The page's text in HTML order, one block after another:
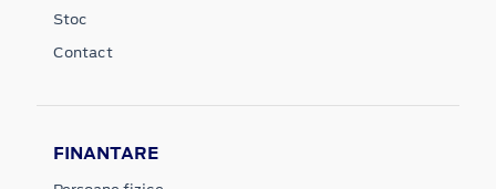
Stoc
Contact
FINANTARE